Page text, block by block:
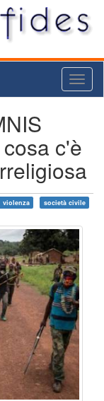
c'è
violenza società civile